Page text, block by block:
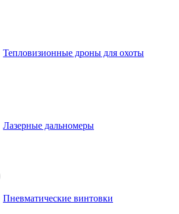
Тепловизионные дроны для охоты
Лазерные дальномеры
Пневматические винтовки